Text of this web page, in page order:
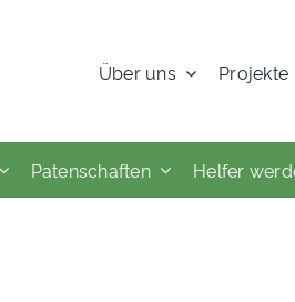
Über uns Projekte
Patenschaften Helfer